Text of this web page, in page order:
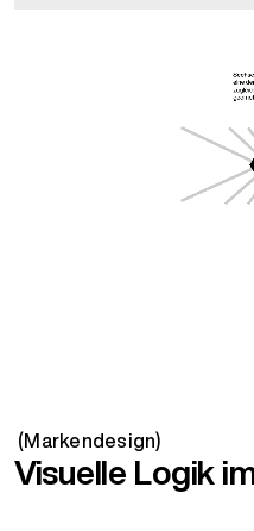
(Markendesign)
Visuelle Logik